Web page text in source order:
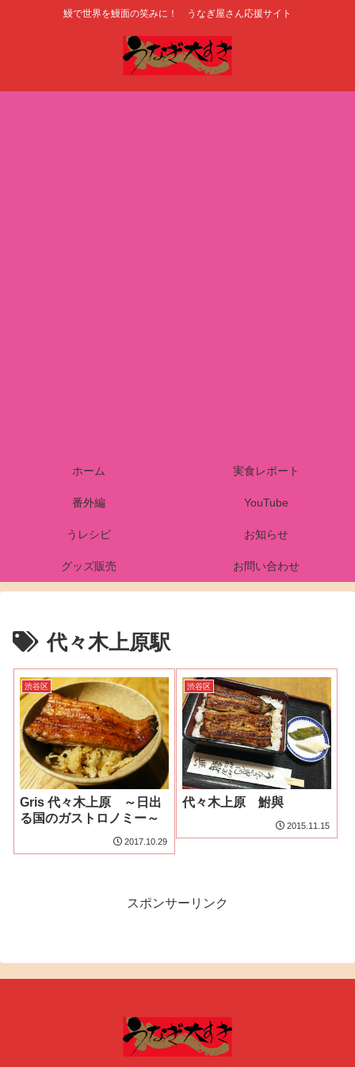
鰻で世界を鰻面の笑みに！ うなぎ屋さん応援サイト
ホーム 実食レポート
番外編 YouTube
うレシピ お知らせ
グッズ販売 お問い合わせ
代々木上原駅
渋谷区
Gris 代々木上原 ～日出
る国のガストロノミー～
2017.10.29
渋谷区
代々木上原 鮒與
2015.11.15
スポンサーリンク